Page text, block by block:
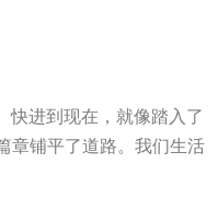
进到现在，就像踏入了
章铺平了道路。我们生活